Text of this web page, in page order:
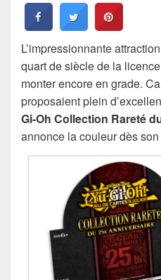
L’impressionnante
quart de siècle de la
monter encore en grade.
proposaient plein
Gi-Oh Collection Rareté
annonce la couleur dès